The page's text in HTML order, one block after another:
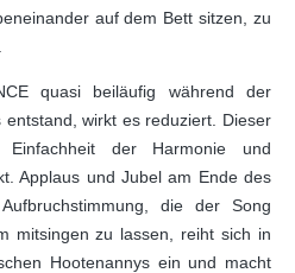
auf dem Bett sitzen, zu
quasi beiläufig während der
entstand, wirkt es reduziert. Dieser
der Harmonie und
Applaus und Jubel am Ende des
die der Song
mitsingen zu lassen, reiht sich in
Hootenannys ein und macht